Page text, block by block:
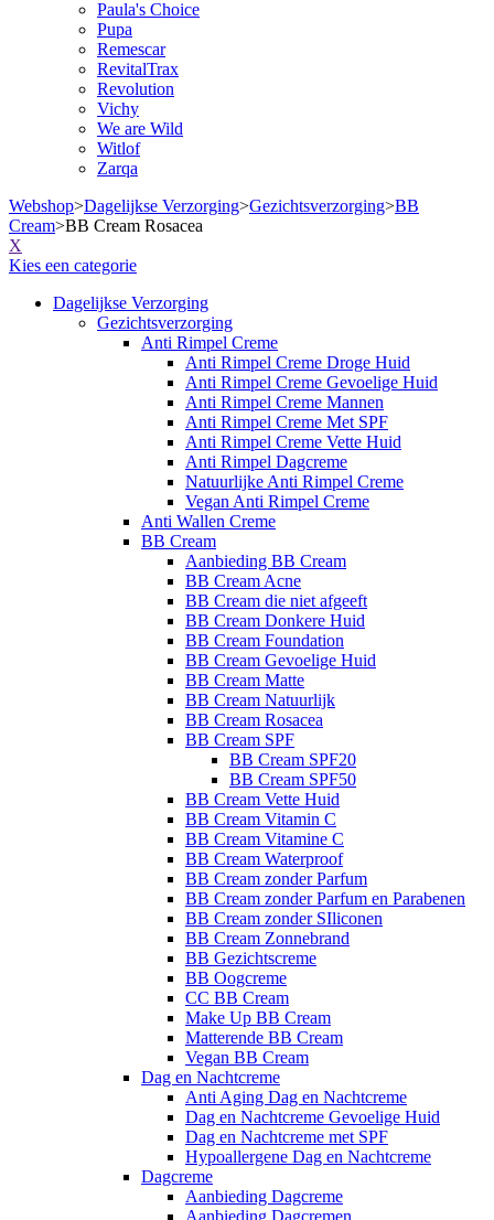
Paula's Choice
Pupa
Remescar
RevitalTrax
Revolution
Vichy
We are Wild
Witlof
Zarqa
Webshop>Dagelijkse Verzorging>Gezichtsverzorging>BB
Cream>BB Cream Rosacea
X
Kies een categorie
Dagelijkse Verzorging
Gezichtsverzorging
Anti Rimpel Creme
Anti Rimpel Creme Droge Huid
Anti Rimpel Creme Gevoelige Huid
Anti Rimpel Creme Mannen
Anti Rimpel Creme Met SPF
Anti Rimpel Creme Vette Huid
Anti Rimpel Dagcreme
Natuurlijke Anti Rimpel Creme
Vegan Anti Rimpel Creme
Anti Wallen Creme
BB Cream
Aanbieding BB Cream
BB Cream Acne
BB Cream die niet afgeeft
BB Cream Donkere Huid
BB Cream Foundation
BB Cream Gevoelige Huid
BB Cream Matte
BB Cream Natuurlijk
BB Cream Rosacea
BB Cream SPF
BB Cream SPF20
BB Cream SPF50
BB Cream Vette Huid
BB Cream Vitamin C
BB Cream Vitamine C
BB Cream Waterproof
BB Cream zonder Parfum
BB Cream zonder Parfum en Parabenen
BB Cream zonder SIliconen
BB Cream Zonnebrand
BB Gezichtscreme
BB Oogcreme
CC BB Cream
Make Up BB Cream
Matterende BB Cream
Vegan BB Cream
Dag en Nachtcreme
Anti Aging Dag en Nachtcreme
Dag en Nachtcreme Gevoelige Huid
Dag en Nachtcreme met SPF
Hypoallergene Dag en Nachtcreme
Dagcreme
Aanbieding Dagcreme
Aanbieding Dagcremen